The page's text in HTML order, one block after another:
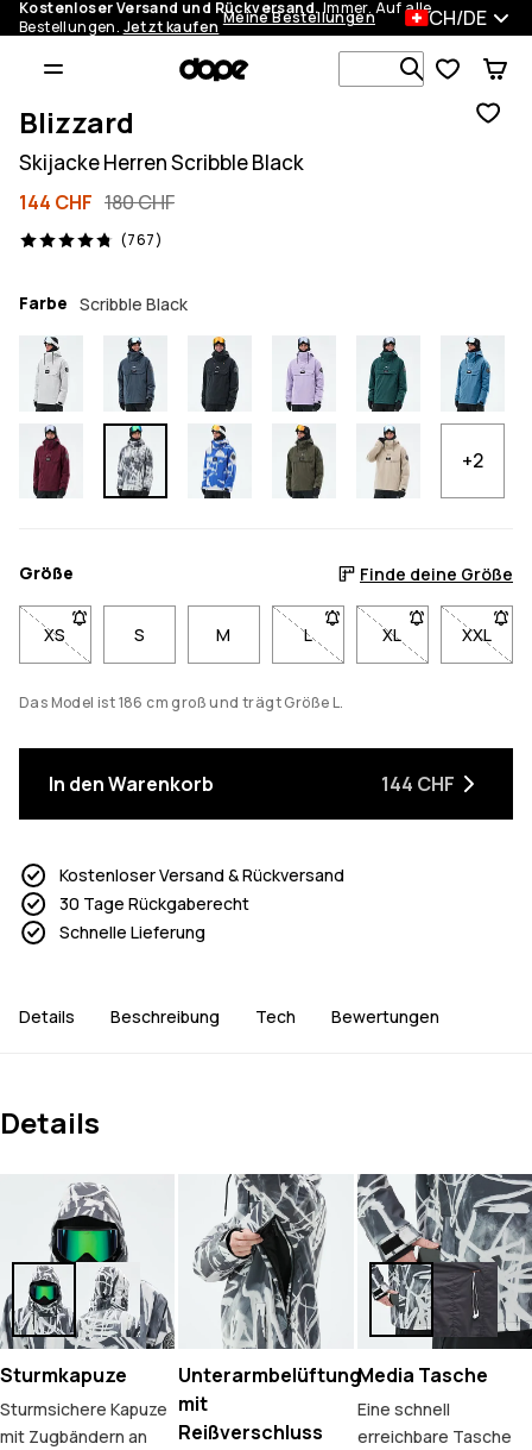
Kostenloser Versand und Rückversand.Immer. Auf alle
Bestellungen. Jetzt kaufen Meine Bestellungen CH/DE
Blizzard
Skijacke Herren Scribble Black
144 CHF 180 CHF
(767)
767 Reviews, 4.8/5
Farbe Scribble Black
+2
Größe Finde deine Größe
XS- Größe XS nicht verfügbar. Klicke, um benachrichtigt zu
S M L- Größe L nicht verfügbar.
XL- Größe XL nicht
XXL
-
Das Model ist 186 cm groß und trägt Größe L.
In den Warenkorb 144 CHF
Kostenloser Versand & Rückversand
30 Tage Rückgaberecht
Schnelle Lieferung
Details Beschreibung Tech Bewertungen
Details
Sturmkapuze
Sturmsichere Kapuze
mit Zugbändern an
Unterarmbelüftung
mit
Reißverschluss
Media Tasche
Eine schnell
erreichbare Tasche